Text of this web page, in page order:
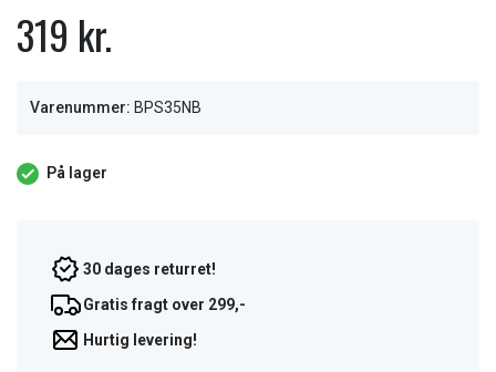
319 kr.
Varenummer: BPS35NB
På lager
30 dages returret!
Gratis fragt over 299,-
Hurtig levering!